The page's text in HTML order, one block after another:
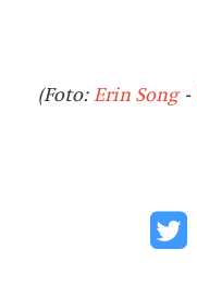
(Foto:Erin Song-